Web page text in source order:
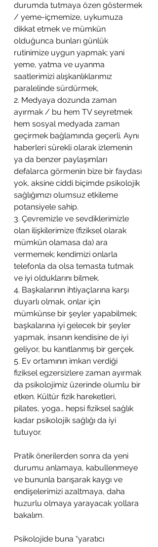
durumda tutmaya özen göstermek
/ yeme-içmemize, uykumuza
dikkat etmek ve mümkün
olduğunca bunları günlük
rutinimize uygun yapmak; yani
yeme, yatma ve uyanma
saatlerimizi alışkanlıklarımız
paralelinde sürdürmek,
2. Medyaya dozunda zaman
ayırmak / bu hem TV seyretmek
hem sosyal medyada zaman
geçirmek bağlamında geçerli. Aynı
haberleri sürekli olarak izlemenin
ya da benzer paylaşımları
defalarca görmenin bize bir faydası
yok, aksine ciddi biçimde psikolojik
sağlığımızı olumsuz etkileme
potansiyele sahip.
3. Çevremizle ve sevdiklerimizle
olan ilişkilerimize (fiziksel olarak
mümkün olamasa da) ara
vermemek; kendimizi onlarla
telefonla da olsa temasta tutmak
ve iyi olduklarını bilmek.
4. Başkalarının ihtiyaçlarına karşı
duyarlı olmak, onlar için
mümkünse bir şeyler yapabilmek;
başkalarına iyi gelecek bir şeyler
yapmak, insanın kendisine de iyi
geliyor, bu kanıtlanmış bir gerçek.
5. Ev ortamının imkan verdiği
fiziksel egzersizlere zaman ayırmak
da psikolojimiz üzerinde olumlu bir
etken. Kültür fizik hareketleri,
pilates, yoga… hepsi fiziksel sağlık
kadar psikolojik sağlığı da iyi
tutuyor.
Pratik önerilerden sonra da yeni
durumu anlamaya, kabullenmeye
ve bununla barışarak kaygı ve
endişelerimizi azaltmaya, daha
huzurlu olmaya yarayacak yollara
bakalım.
Psikolojide buna “yaratıcı